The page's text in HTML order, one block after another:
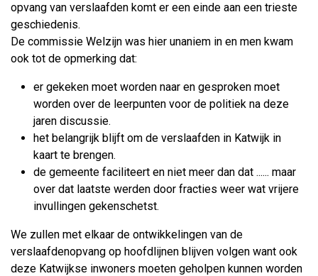
opvang van verslaafden komt er een einde aan een trieste
geschiedenis.
De commissie Welzijn was hier unaniem in en men kwam
ook tot de opmerking dat:
er gekeken moet worden naar en gesproken moet
worden over de leerpunten voor de politiek na deze
jaren discussie.
het belangrijk blijft om de verslaafden in Katwijk in
kaart te brengen.
de gemeente faciliteert en niet meer dan dat ...... maar
over dat laatste werden door fracties weer wat vrijere
invullingen gekenschetst.
We zullen met elkaar de ontwikkelingen van de
verslaafdenopvang op hoofdlijnen blijven volgen want ook
deze Katwijkse inwoners moeten geholpen kunnen worden